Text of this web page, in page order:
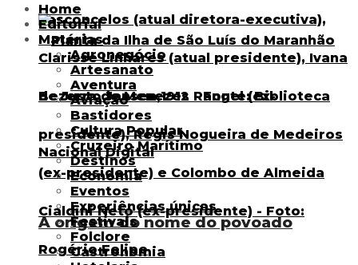
A origem do nome do povoado
Home
Editorial
Matérias
Agronegócio
Artesanato
Aventura
Aviação
Bastidores
Cultura Popular
Cruzeiro Marítimo
Destinos
Economia
Eventos
Experiências únicas
Festivais
Folclore
Gastronomia